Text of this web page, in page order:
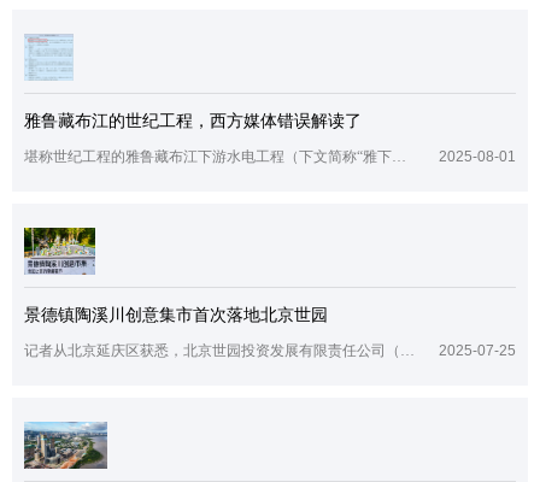
雅鲁藏布江的世纪工程，西方媒体错误解读了
堪称世纪工程的雅鲁藏布江下游水电工程（下文简称“雅下工程”）正式开工。根据权威披露，工程位于西藏自治区林芝市，主要采取截弯取直、隧洞引水的开发方式，计划建设5座梯级电站，总投资约1.2万亿元。工程电力以外送消纳为主，兼顾西藏本地自用需求。从2021年列为十四五规划中的大型清洁能源基地之首，到去年12月中央政府正式核准，对持续关注该项目进展的网友来说，雅下工程在2025这一十四五收官之年开工已近乎明 2025-08-01
景德镇陶溪川创意集市首次落地北京世园
记者从北京延庆区获悉，北京世园投资发展有限责任公司（以下简称“世园公司”）与景德镇陶文旅控股集团有限公司（以下简称“陶文旅集团”）近日正式签署战略合作协议。这不仅将景德镇陶溪川创意集市首次引入北京，更让这场跨地域的文化合作迅速“引爆”京城，成为京赣两地资源联动、文化交融的亮眼标杆。自7月起，“世园之夜”陶溪川创意集市每一期都人气“拉满”——400余位景德镇文艺创客带着精心打造的创意陶瓷手作强势入驻 2025-07-25